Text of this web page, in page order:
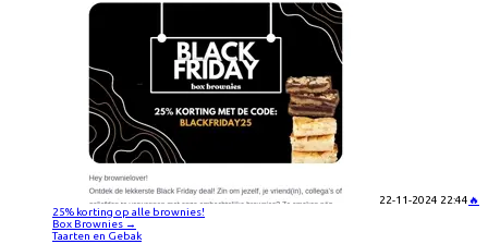
22-11-2024 22:44🔥
25% korting op alle brownies!
Box Brownies →
Taarten en Gebak